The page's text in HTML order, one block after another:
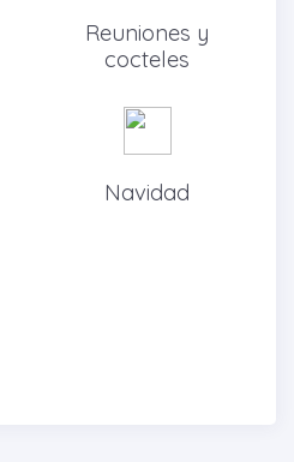
Reuniones y
cocteles
Navidad